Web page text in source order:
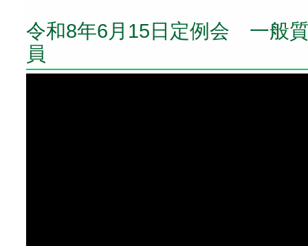
令和8年6月15日定例会 一般
員